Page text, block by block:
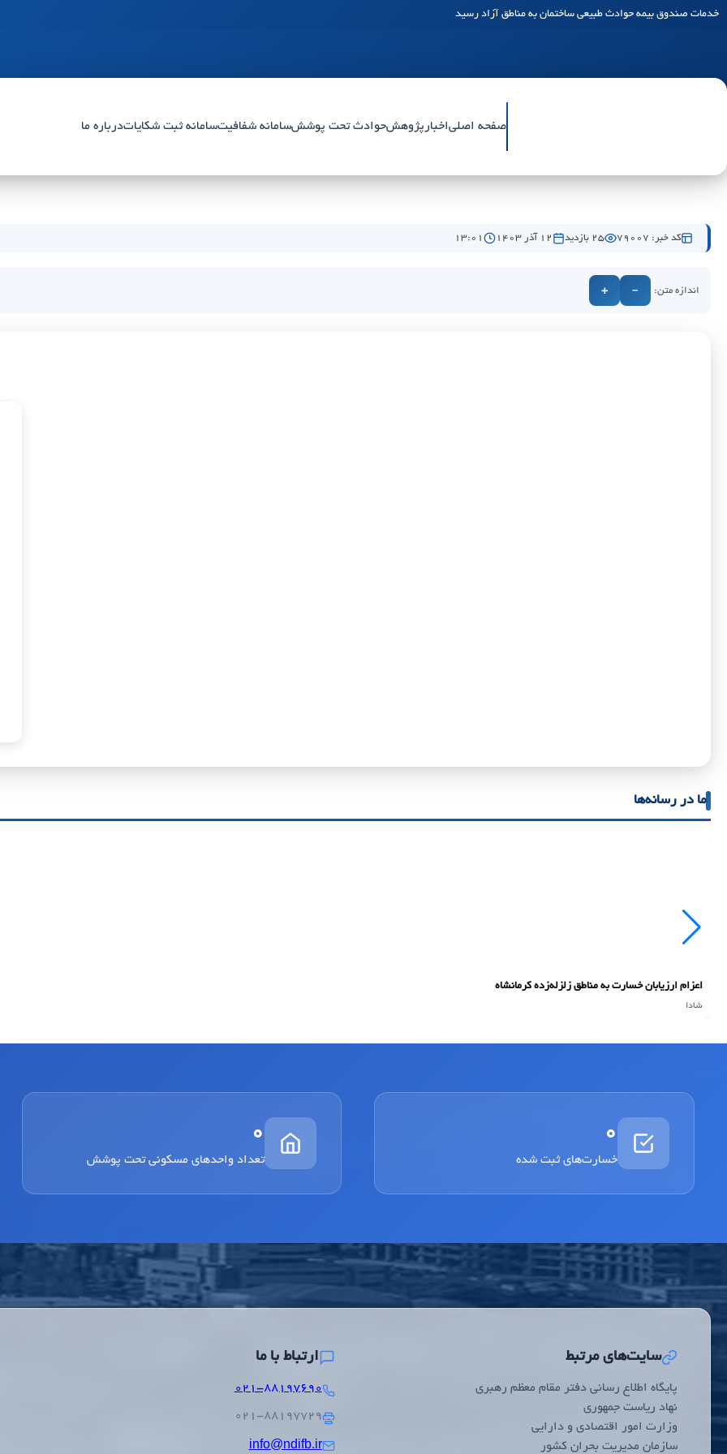
خدمات صندوق بیمه حوادث طبیعی ساختمان به مناطق آزاد رسید
صفحه اصلیاخبار پژوهشحوادث تحت پوششسامانه شفافیتسامانه ثبت شکایاتدرباره ما
کد خبر: 79007 25 بازدید ۱۲ آذر ۱۴۰۳ ۱۳:۰۱
اندازه متن: −
+
ما در رسانه‌ها
اعزام ارزیابان خسارت به مناطق زلزله‌زده کرمانشاه
شادا
0
خسارت‌های ثبت شده
0
تعداد واحدهای مسکونی تحت پوشش
سایت‌های مرتبط
پایگاه اطلاع رسانی دفتر مقام معظم رهبری
نهاد ریاست جمهوری
وزارت امور اقتصادی و دارایی
سازمان مدیریت بحران کشور
ارتباط با ما
۰۲۱-۸۸۱۹۷۶۹۰
۰۲۱-۸۸۱۹۷۷۲۹
info@ndifb.ir